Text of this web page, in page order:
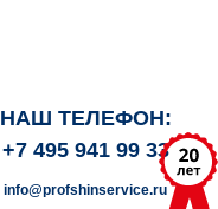
НАШ ТЕЛЕФОН:
+7 495 941 99 33
info@profshinservice.ru